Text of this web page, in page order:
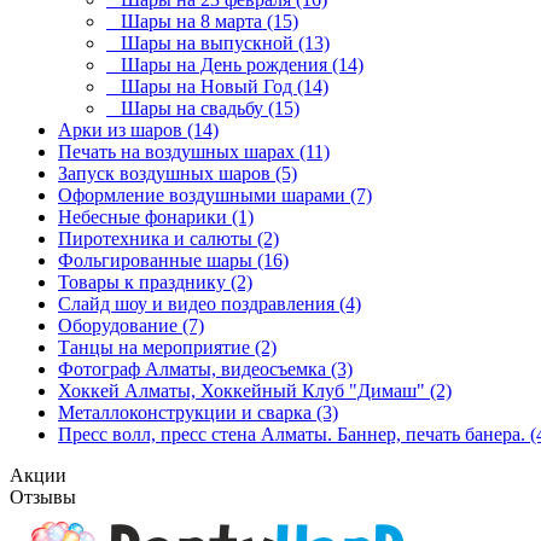
Шары на 8 марта (15)
Шары на выпускной (13)
Шары на День рождения (14)
Шары на Новый Год (14)
Шары на свадьбу (15)
Арки из шаров (14)
Печать на воздушных шарах (11)
Запуск воздушных шаров (5)
Оформление воздушными шарами (7)
Небесные фонарики (1)
Пиротехника и салюты (2)
Фольгированные шары (16)
Товары к празднику (2)
Слайд шоу и видео поздравления (4)
Оборудование (7)
Танцы на мероприятие (2)
Фотограф Алматы, видеосъемка (3)
Хоккей Алматы, Хоккейный Клуб "Димаш" (2)
Металлоконструкции и сварка (3)
Пресс волл, пресс стена Алматы. Баннер, печать банера.
Акции
Отзывы